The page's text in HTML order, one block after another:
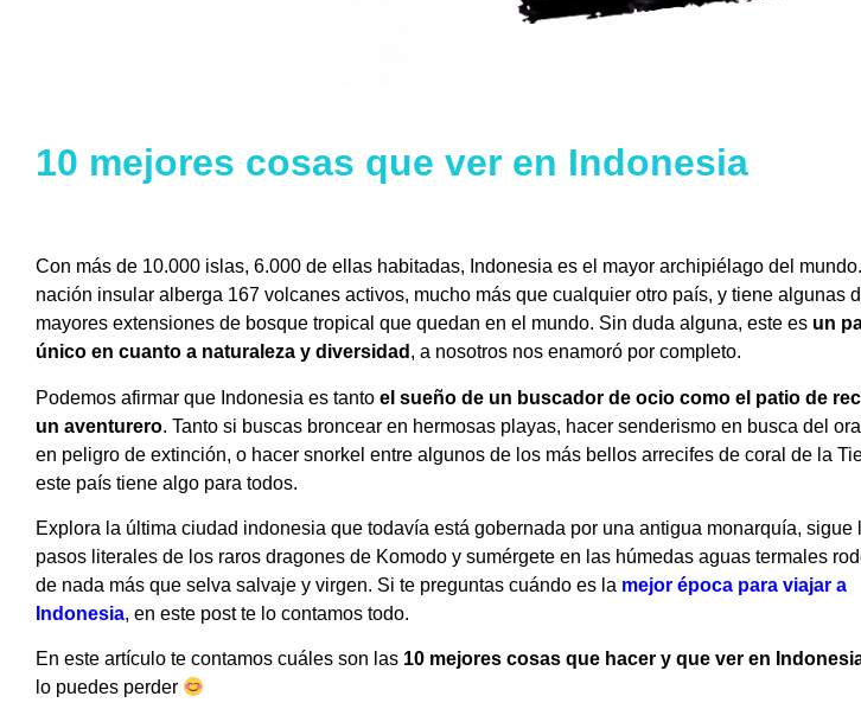
10 mejores cosas que ver en Indonesia
Con más de 10.000 islas, 6.000 de ellas habitadas, Indonesia es el mayor archipiélago del
nación insular alberga 167 volcanes activos, mucho más que cualquier otro país, y tiene algunas
mayores extensiones de bosque tropical que quedan en el mundo. Sin duda alguna, este es un
único en cuanto a naturaleza y diversidad , a nosotros nos enamoró por completo.
Podemos afirmar que Indonesia es tanto el sueño de un buscador de ocio como el patio de
un aventurero. Tanto si buscas broncear en hermosas playas, hacer senderismo en busca del
en peligro de extinción, o hacer snorkel entre algunos de los más bellos arrecifes de coral de la
este país tiene algo para todos.
Explora la última ciudad indonesia que todavía está gobernada por una antigua monarquía, sigue
pasos literales de los raros dragones de Komodo y sumérgete en las húmedas aguas termales
de nada más que selva salvaje y virgen. Si te preguntas cuándo es la mejor época para viajar a
Indonesia, en este post te lo contamos todo.
En este artículo te contamos cuáles son las 10 mejores cosas que hacer y que ver en
lo puedes perder